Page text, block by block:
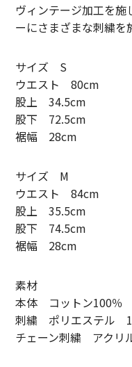
REMI RELIEF【レミ
SUNNY ELEMENT【サ
superNova.【スーパー
TAUPE【トープ】
URU TOKYO【ウル ト
Willow Pants 【ウィロ
WEST’S OVERALLS【
ITEM
TOPS
OUTER
ヴィンテージ加工を
ーにさまざまな刺繍を
サイズ S
ウエスト 80cm
股上 34.5cm
股下 72.5cm
裾幅 28cm
サイズ M
ウエスト 84cm
股上 35.5cm
股下 74.5cm
裾幅 28cm
素材
本体 コットン100％
刺繍 ポリエステル
チェーン刺繍 アクリ